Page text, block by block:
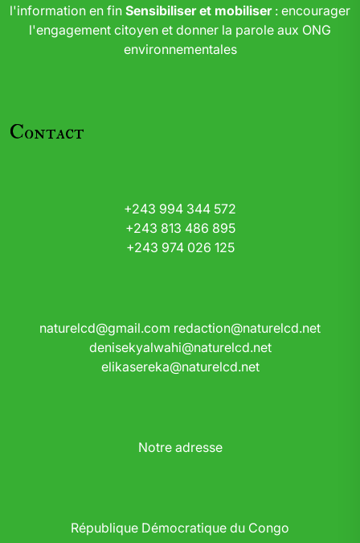
l'information en fin Sensibiliser et mobiliser: encourager
l'engagement citoyen et donner la parole aux ONG
environnementales
Contact
+243 994 344 572
+243 813 486 895
+243 974 026 125
naturelcd@gmail.com redaction@naturelcd.net
denisekyalwahi@naturelcd.net
elikasereka@naturelcd.net
Notre adresse
République Démocratique du Congo